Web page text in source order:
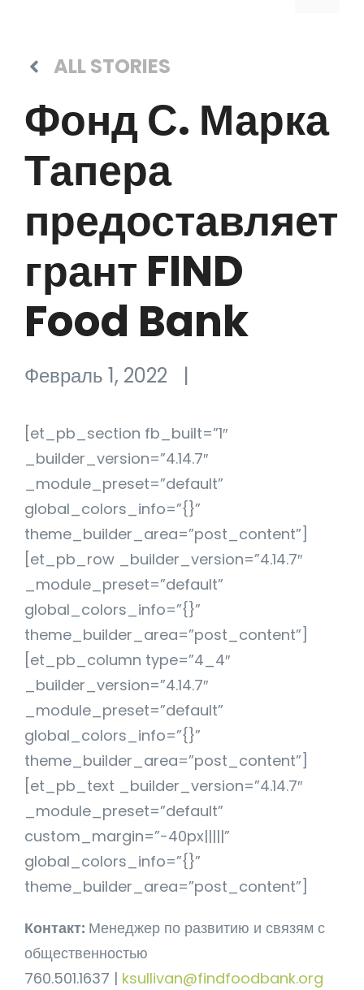
ALL STORIES
Фонд С. Марка
Тапера
предоставляет
грант FIND
Food Bank
Февраль 1, 2022 |
[et_pb_section fb_built=”1″
_builder_version=”4.14.7″
_module_preset=”default”
global_colors_info=”{}”
theme_builder_area=”post_content”]
[et_pb_row _builder_version=”4.14.7″
_module_preset=”default”
global_colors_info=”{}”
theme_builder_area=”post_content”]
[et_pb_column type=”4_4″
_builder_version=”4.14.7″
_module_preset=”default”
global_colors_info=”{}”
theme_builder_area=”post_content”]
[et_pb_text _builder_version=”4.14.7″
_module_preset=”default”
custom_margin=”-40px|||||”
global_colors_info=”{}”
theme_builder_area=”post_content”]
Контакт: Менеджер по развитию и связям с
общественностью
760.501.1637 | ksullivan@findfoodbank.org